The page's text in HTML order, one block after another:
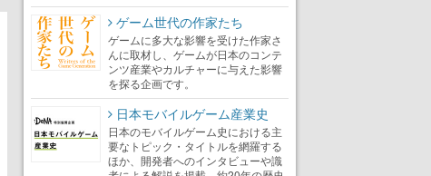
ゲーム世代の作家たち
ゲームに多大な影響を受けた作家さ
んに取材し、ゲームが日本のコンテ
ンツ産業やカルチャーに与えた影響
を探る企画です。
日本モバイルゲーム産業史
日本のモバイルゲーム史における主
要なトピック・タイトルを網羅する
ほか、開発者へのインタビューや識